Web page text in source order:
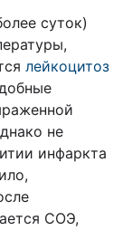
суток)
лейкоцитоз
не
инфаркта
СОЭ,